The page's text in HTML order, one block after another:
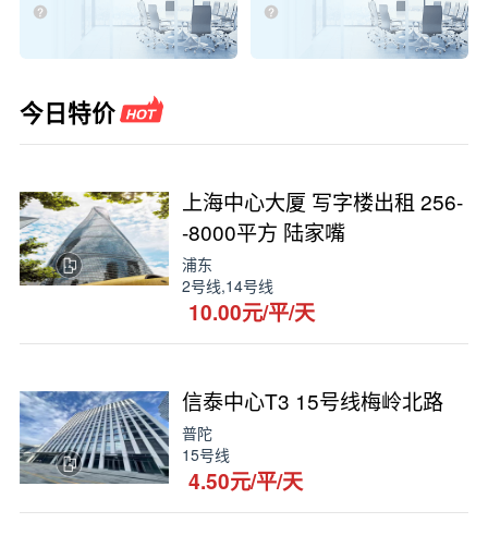
今日特价
上海中心大厦 写字楼出租 256-
-8000平方 陆家嘴
浦东
2号线,14号线
10.00元/平/天
信泰中心T3 15号线梅岭北路
普陀
15号线
4.50元/平/天